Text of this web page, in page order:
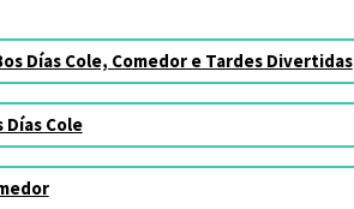
Días Cole, Comedor e Tardes Divertidas
Cole